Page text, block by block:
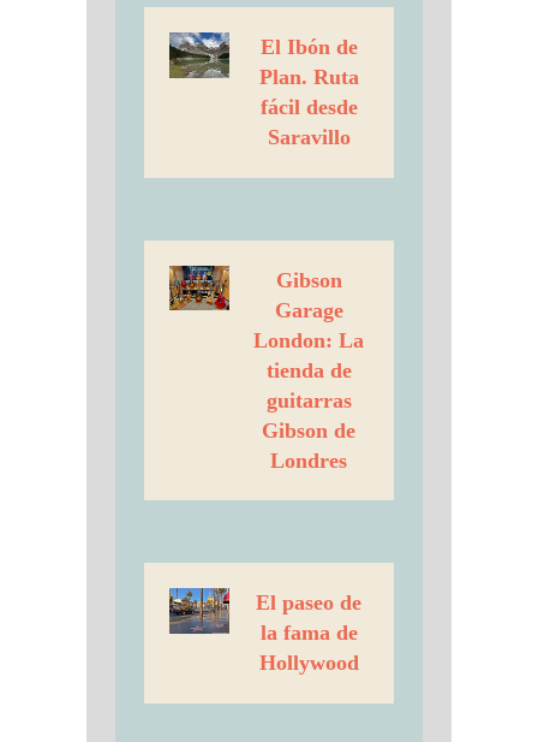
El Ibón de
Plan. Ruta
fácil desde
Saravillo
Gibson
Garage
London: La
tienda de
guitarras
Gibson de
Londres
El paseo de
la fama de
Hollywood